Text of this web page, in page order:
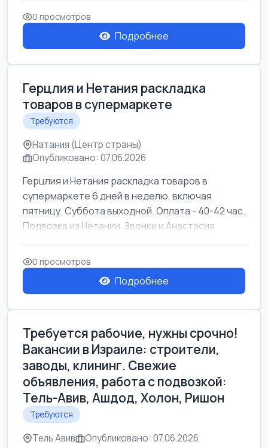
0 просмотров
Подробнее
Герцлия и Нетания раскладка
товаров в супермаркете
Требуются
Натания (Центр страны)
Опубликовано: 07.06.2026
Герцлия и Нетания раскладка товаров в
супермаркете 6 дней в неделю, включая
пятницу. Суббота выходной. Оплата - 40-42 час.
Подвозка из Нетании. Звонки и Анастасия
0 просмотров
Подробнее
Требуется рабочие, нужны срочно!
Вакансии в Израиле: строители,
заводы, клининг. Свежие
объявления, работа с подвозкой:
Тель-Авив, Ашдод, Холон, Ришон
Требуются
Тель Авив Опубликовано: 07.06.2026